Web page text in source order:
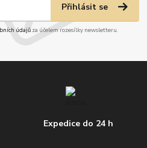
Přihlásit se
údajůza účelem rozesílky newsletteru.
Expedice do 24 h